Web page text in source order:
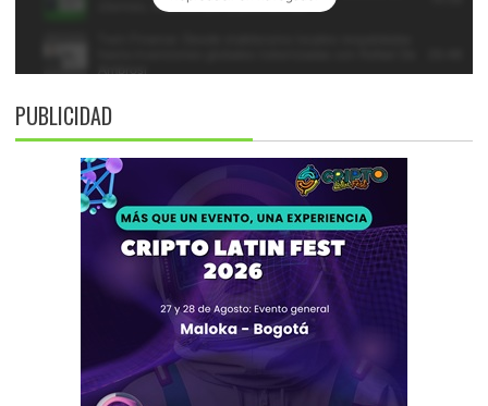
PUBLICIDAD